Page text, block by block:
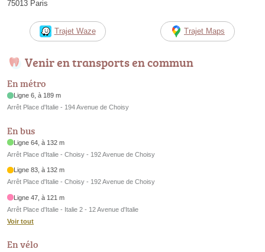
75013 Paris
Trajet Waze Trajet Maps
Venir en transports en commun
En métro
Ligne 6, à 189 m
Arrêt Place d'Italie - 194 Avenue de Choisy
En bus
Ligne 64, à 132 m
Arrêt Place d'Italie - Choisy - 192 Avenue de Choisy
Ligne 83, à 132 m
Arrêt Place d'Italie - Choisy - 192 Avenue de Choisy
Ligne 47, à 121 m
Arrêt Place d'Italie - Italie 2 - 12 Avenue d'Italie
Voir tout
En vélo